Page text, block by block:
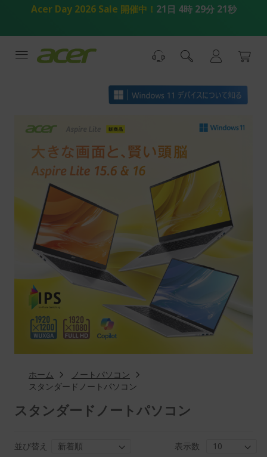
Acer Day 2026 Sale 開催中！ 21日 4時 29分 21秒
ホーム
ノートパソコン
スタンダードノートパソコン
スタンダードノートパソコン
並び替え 表示数